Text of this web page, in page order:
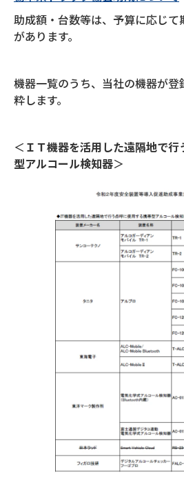
助成額・台数等は、予算に応じ
があります。
機器一覧のうち、当社の機器が
粋します。
＜ ＩＴ機器を活用した遠隔地で
型アルコール検知器＞